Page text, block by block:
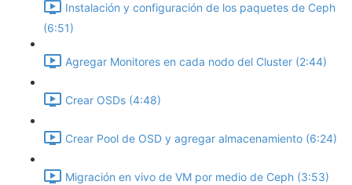
Instalación y configuración de los paquetes de Ceph
(6:51)
Agregar Monitores en cada nodo del Cluster (2:44)
Crear OSDs (4:48)
Crear Pool de OSD y agregar almacenamiento (6:24)
Migración en vivo de VM por medio de Ceph (3:53)